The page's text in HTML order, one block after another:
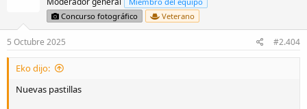
Concurso fotográfico
Veterano
5 Octubre 2025 #2.404
Eko dijo:
Nuevas pastillas